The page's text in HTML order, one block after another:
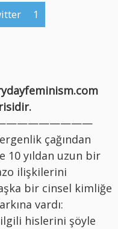
1
çağından
10 yıldan uzun bir
ilişkilerini
bir cinsel kimliğe
vardı:
hislerini şöyle